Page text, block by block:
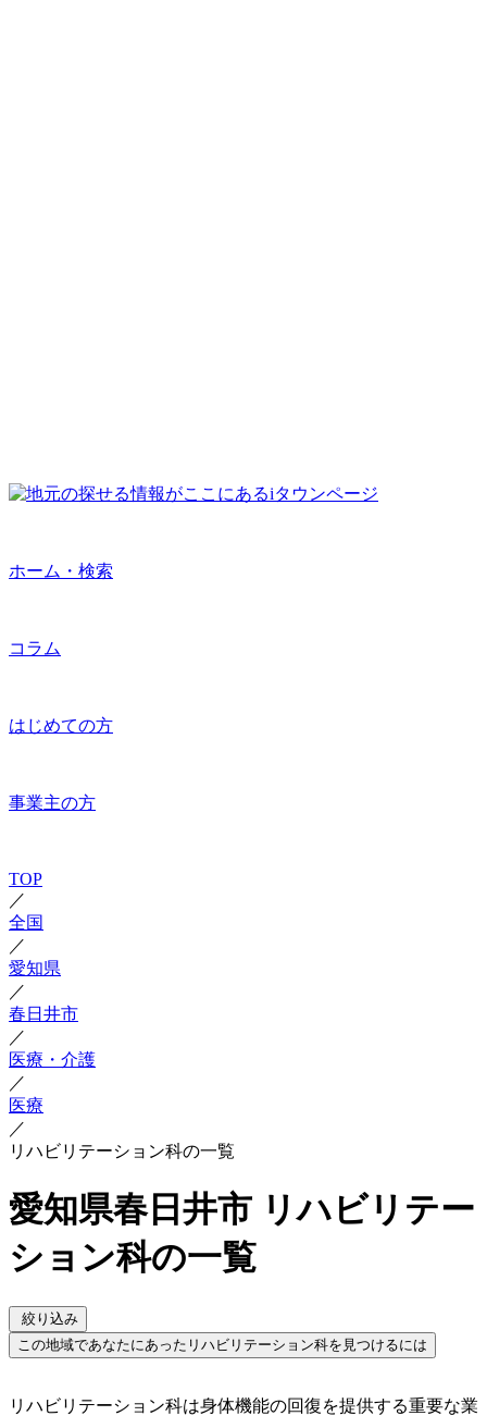
ホーム・検索
コラム
はじめての方
事業主の方
TOP
／
全国
／
愛知県
／
春日井市
／
医療・介護
／
医療
／
リハビリテーション科の一覧
愛知県春日井市 リハビリテー
ション科の一覧
絞り込み
この地域であなたにあったリハビリテーション科を見つけるには
リハビリテーション科は身体機能の回復を提供する重要な業